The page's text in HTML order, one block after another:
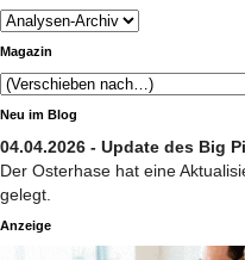
Magazin
Neu im Blog
04.04.2026 - Update des Big
Der Osterhase hat eine
gelegt.
Anzeige